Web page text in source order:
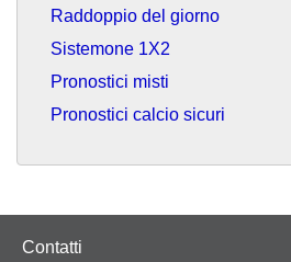
Raddoppio del giorno
Sistemone 1X2
Pronostici misti
Pronostici calcio sicuri
Contatti